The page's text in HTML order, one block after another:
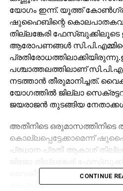
യോഗം ഇന്ന്. യൂത്ത്
ഷുഹൈബിന്റെ
തില്ലങ്കേരി ഫേസ്ബുക്കിലൂടെ
ആരോപണങ്ങള്‍
പശ്ചാത്തലത്തിലാണ്
നടത്താന്‍ തീരുമാനിച്ചത്.
യോഗത്തില്‍ ജില്ലാ
ജയരാജന്‍ തുടങ്ങിയ
അതിനിടെ ഒരുമാസത്തിനിടെ
കൊല്ലപ്പെട്ടേക്കാമെന്ന്
പ്രധാന പ്രതി ആകാശ്
വൈകീട്ട് ഇട്ട ഫേസ്ബുക്ക്
അപ്രത്യക്ഷമായി
CONTINUE